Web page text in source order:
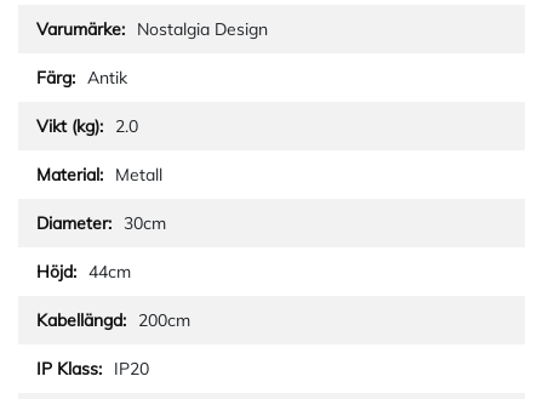
Nostalgia Design
Antik
2.0
Metall
30cm
44cm
200cm
IP20